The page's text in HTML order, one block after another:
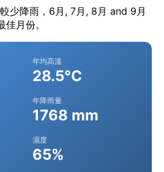
少降雨，6月, 7月, 8月 and 9月
月份。
年均高溫
28.5°C
年降雨量
1768 mm
濕度
65%